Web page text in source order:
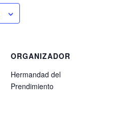
ORGANIZADOR
Hermandad del
Prendimiento